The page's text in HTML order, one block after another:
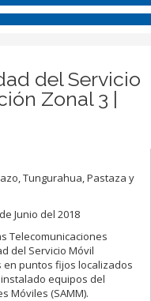
del Servicio
Zonal 3 |
Tungurahua, Pastaza y
Junio del 2018
Telecomunicaciones
del Servicio Móvil
puntos fijos localizados
equipos del
Móviles (SAMM).